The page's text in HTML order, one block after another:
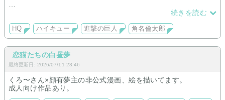
他 mha,op,nrt,hp順次追加予定
続きを読む
HQ ハイキュー 進撃の巨人 角名倫太郎
恋猫たちの白昼夢
最終更新日: 2026/07/11 23:46
くろ〜さん×顔有夢主の非公式漫画、絵を描いてます。
成人向け作品あり。